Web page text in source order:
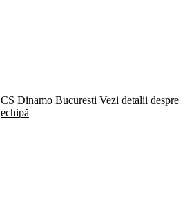
CS Dinamo Bucuresti Vezi detalii despre
echipă